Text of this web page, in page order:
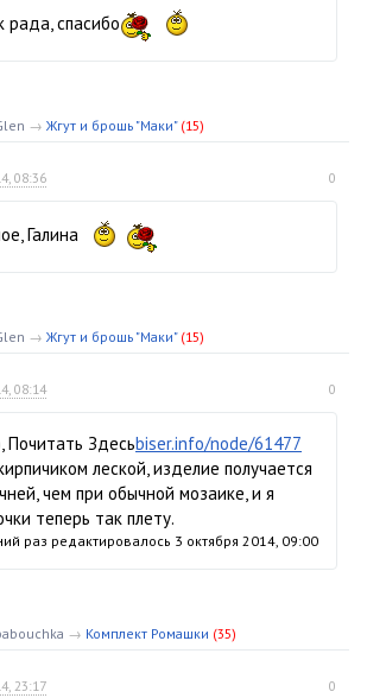
спасибо
→ Жгут и брошь "Маки" (15)
08:36 0
Галина
→ Жгут и брошь "Маки" (15)
08:14 0
Почитать Здесьbiser.info/node/61477
леской, изделие получается
чем при обычной мозаике, и я
теперь так плету.
раз редактировалось 3 октября 2014, 09:00
→ Комплект Ромашки (35)
23:17 0